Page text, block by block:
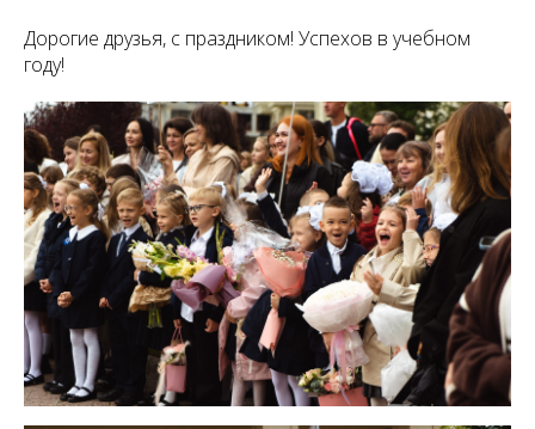
Дорогие друзья, с праздником! Успехов в учебном
году!